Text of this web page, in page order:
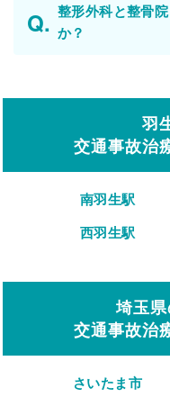
整形外科と整骨
か？
羽
交通事故治
南羽生駅
西羽生駅
埼玉
交通事故治
さいたま市